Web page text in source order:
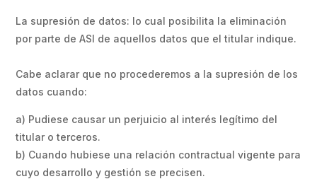
La supresión de datos: lo cual posibilita la eliminación
por parte de ASI de aquellos datos que el titular indique.
Cabe aclarar que no procederemos a la supresión de los
datos cuando:
a) Pudiese causar un perjuicio al interés legítimo del
titular o terceros.
b) Cuando hubiese una relación contractual vigente para
cuyo desarrollo y gestión se precisen.